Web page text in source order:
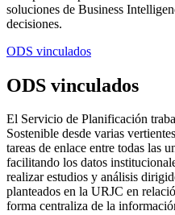
soluciones de Business
decisiones.
ODS vinculados
ODS vinculados
El Servicio de Planificación
Sostenible desde varias
tareas de enlace entre todas las
facilitando los datos
realizar estudios y análisis
planteados en la URJC en
forma centraliza de la